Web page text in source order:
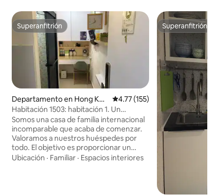
Superanfitrión
Superanfitrión
Departamento en Hong Kon
g
Calificación promedio: 4.77 de
4.77 (155)
Habitación 1503: habitación 1. Un
pequeño hogar con servicio de
mayordomo para una experiencia
diferente. Frente a la salida del metro de
Tsim Sha Tsui. Cuarto de baño en la
habitación.
Somos una casa de familia internacional
incomparable que acaba de comenzar.
Valoramos a nuestros huéspedes por
todo. El objetivo es proporcionar un
servicio de mayordomo y atento para
Ubicación · Familiar · Espacios interiores
Superanfitrión
Superanfitrión